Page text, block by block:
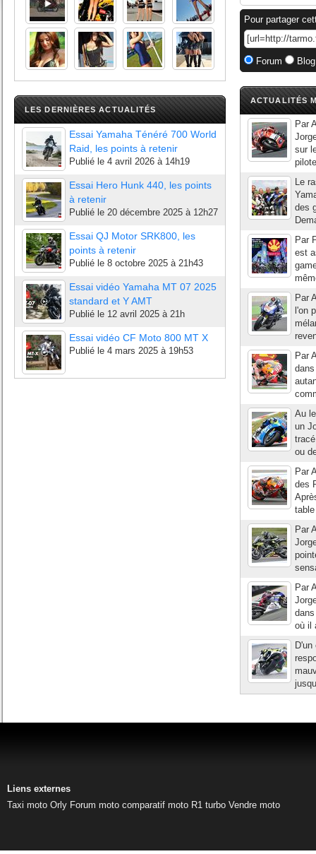
LES DERNIÈRES ACTUALITÉS
Essai Yamaha Ténéré 700 World
Raid, les points à retenir
Publié le 4 avril 2026 à 14h19
Essai Hero Hunk 440, les points
à retenir
Publié le 20 décembre 2025 à 12h27
Essai QJ Motor SRK800, les
points à retenir
Publié le 8 octobre 2025 à 21h43
Essai vidéo Yamaha MT 07 2025
standard et Y AMT
Publié le 12 avril 2025 à 21h
Essai vidéo CF Moto 800 MT X
Publié le 4 mars 2025 à 19h53
Pour partager
Forum
ACTUALITÉS
Par
sur
Le
des
Par
est
Par
l'on
Par
Au
un
ou
Par
des
Par
Par
où il
Liens externes
Taxi moto Orly Forum moto comparatif moto R1 turbo Vendre moto